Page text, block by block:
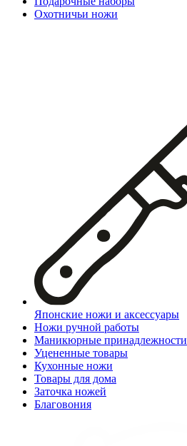
Охотничьи ножи
Японские ножи и аксессуары
Ножи ручной работы
Маникюрные принадлежности
Уцененные товары
Кухонные ножи
Товары для дома
Заточка ножей
Благовония